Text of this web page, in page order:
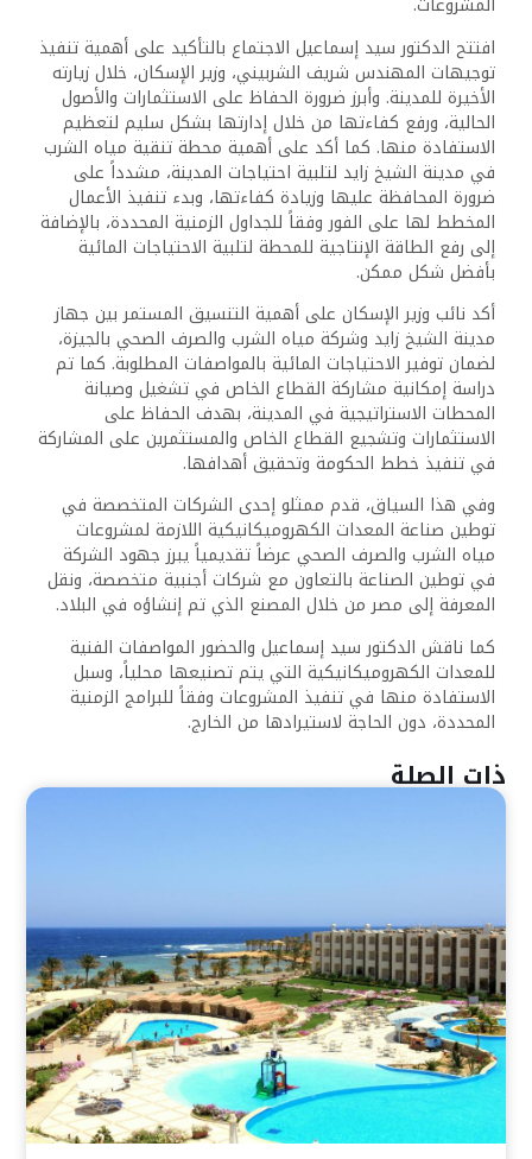
افتتح الدكتور سيد إسماعيل الاجتماع بالتأكيد على أهمية تنفيذ
توجيهات المهندس شريف الشربيني، وزير الإسكان، خلال زيارته
الأخيرة للمدينة. وأبرز ضرورة الحفاظ على الاستثمارات والأصول
الحالية، ورفع كفاءتها من خلال إدارتها بشكل سليم لتعظيم
الاستفادة منها. كما أكد على أهمية محطة تنقية مياه الشرب
في مدينة الشيخ زايد لتلبية احتياجات المدينة، مشدداً على
ضرورة المحافظة عليها وزيادة كفاءتها، وبدء تنفيذ الأعمال
المخطط لها على الفور وفقاً للجداول الزمنية المحددة، بالإضافة
إلى رفع الطاقة الإنتاجية للمحطة لتلبية الاحتياجات المائية
بأفضل شكل ممكن.
أكد نائب وزير الإسكان على أهمية التنسيق المستمر بين جهاز
مدينة الشيخ زايد وشركة مياه الشرب والصرف الصحي بالجيزة،
لضمان توفير الاحتياجات المائية بالمواصفات المطلوبة. كما تم
دراسة إمكانية مشاركة القطاع الخاص في تشغيل وصيانة
المحطات الاستراتيجية في المدينة، بهدف الحفاظ على
الاستثمارات وتشجيع القطاع الخاص والمستثمرين على المشاركة
في تنفيذ خطط الحكومة وتحقيق أهدافها.
وفي هذا السياق، قدم ممثلو إحدى الشركات المتخصصة في
توطين صناعة المعدات الكهروميكانيكية اللازمة لمشروعات
مياه الشرب والصرف الصحي عرضاً تقديمياً يبرز جهود الشركة
في توطين الصناعة بالتعاون مع شركات أجنبية متخصصة، ونقل
المعرفة إلى مصر من خلال المصنع الذي تم إنشاؤه في البلاد.
كما ناقش الدكتور سيد إسماعيل والحضور المواصفات الفنية
للمعدات الكهروميكانيكية التي يتم تصنيعها محلياً، وسبل
الاستفادة منها في تنفيذ المشروعات وفقاً للبرامج الزمنية
المحددة، دون الحاجة لاستيرادها من الخارج.
ذات الصلة